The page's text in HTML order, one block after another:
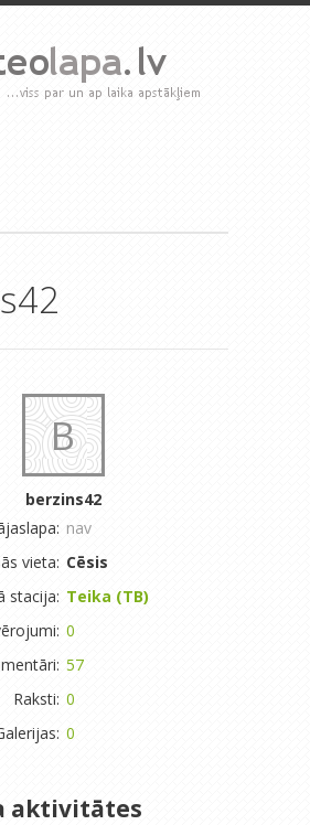
B
berzins42
nav
vieta: Cēsis
stacija: Teika (TB)
0
57
Raksti: 0
0
aktivitātes